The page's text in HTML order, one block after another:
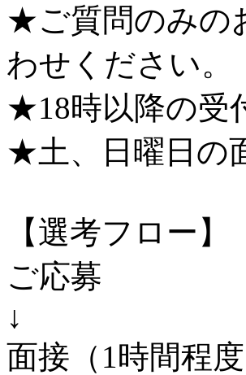
★ご質問のみの
わせください。
★18時以降の受
★土、日曜日の
【選考フロー】
ご応募
↓
面接（1時間程度